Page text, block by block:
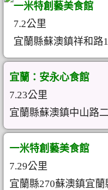
一米特創藝美食館
7.2公里
宜蘭縣蘇澳鎮祥和路
宜蘭：安永心食館
7.23公里
宜蘭縣蘇澳鎮中山路
一米特創藝美食館
7.29公里
宜蘭縣270蘇澳鎮宜